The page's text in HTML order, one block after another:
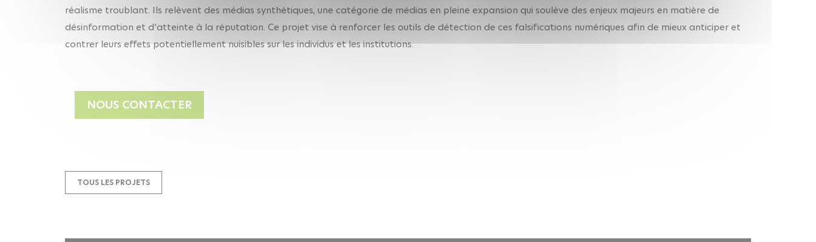
réalisme troublant. Ils relèvent des médias synthétiques, une catégorie de médias en pleine expansion qui soulève des enjeux majeurs en matière de
désinformation et d’atteinte à la réputation. Ce projet vise à renforcer les outils de détection de ces falsifications numériques afin de mieux anticiper et
contrer leurs effets potentiellement nuisibles sur les individus et les institutions.
NOUS CONTACTER
TOUS LES PROJETS